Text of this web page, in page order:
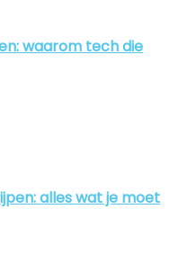
waarom tech die
alles wat je moet